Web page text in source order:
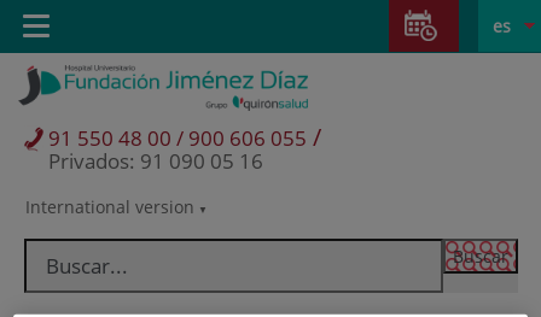
Saltar al contenido
Saltar
contenido
Selector
idioma
activo
es
International version
91 550 48 00 / 900 606 055 /
Privados: 91 090 05 16
Toggle
navigation